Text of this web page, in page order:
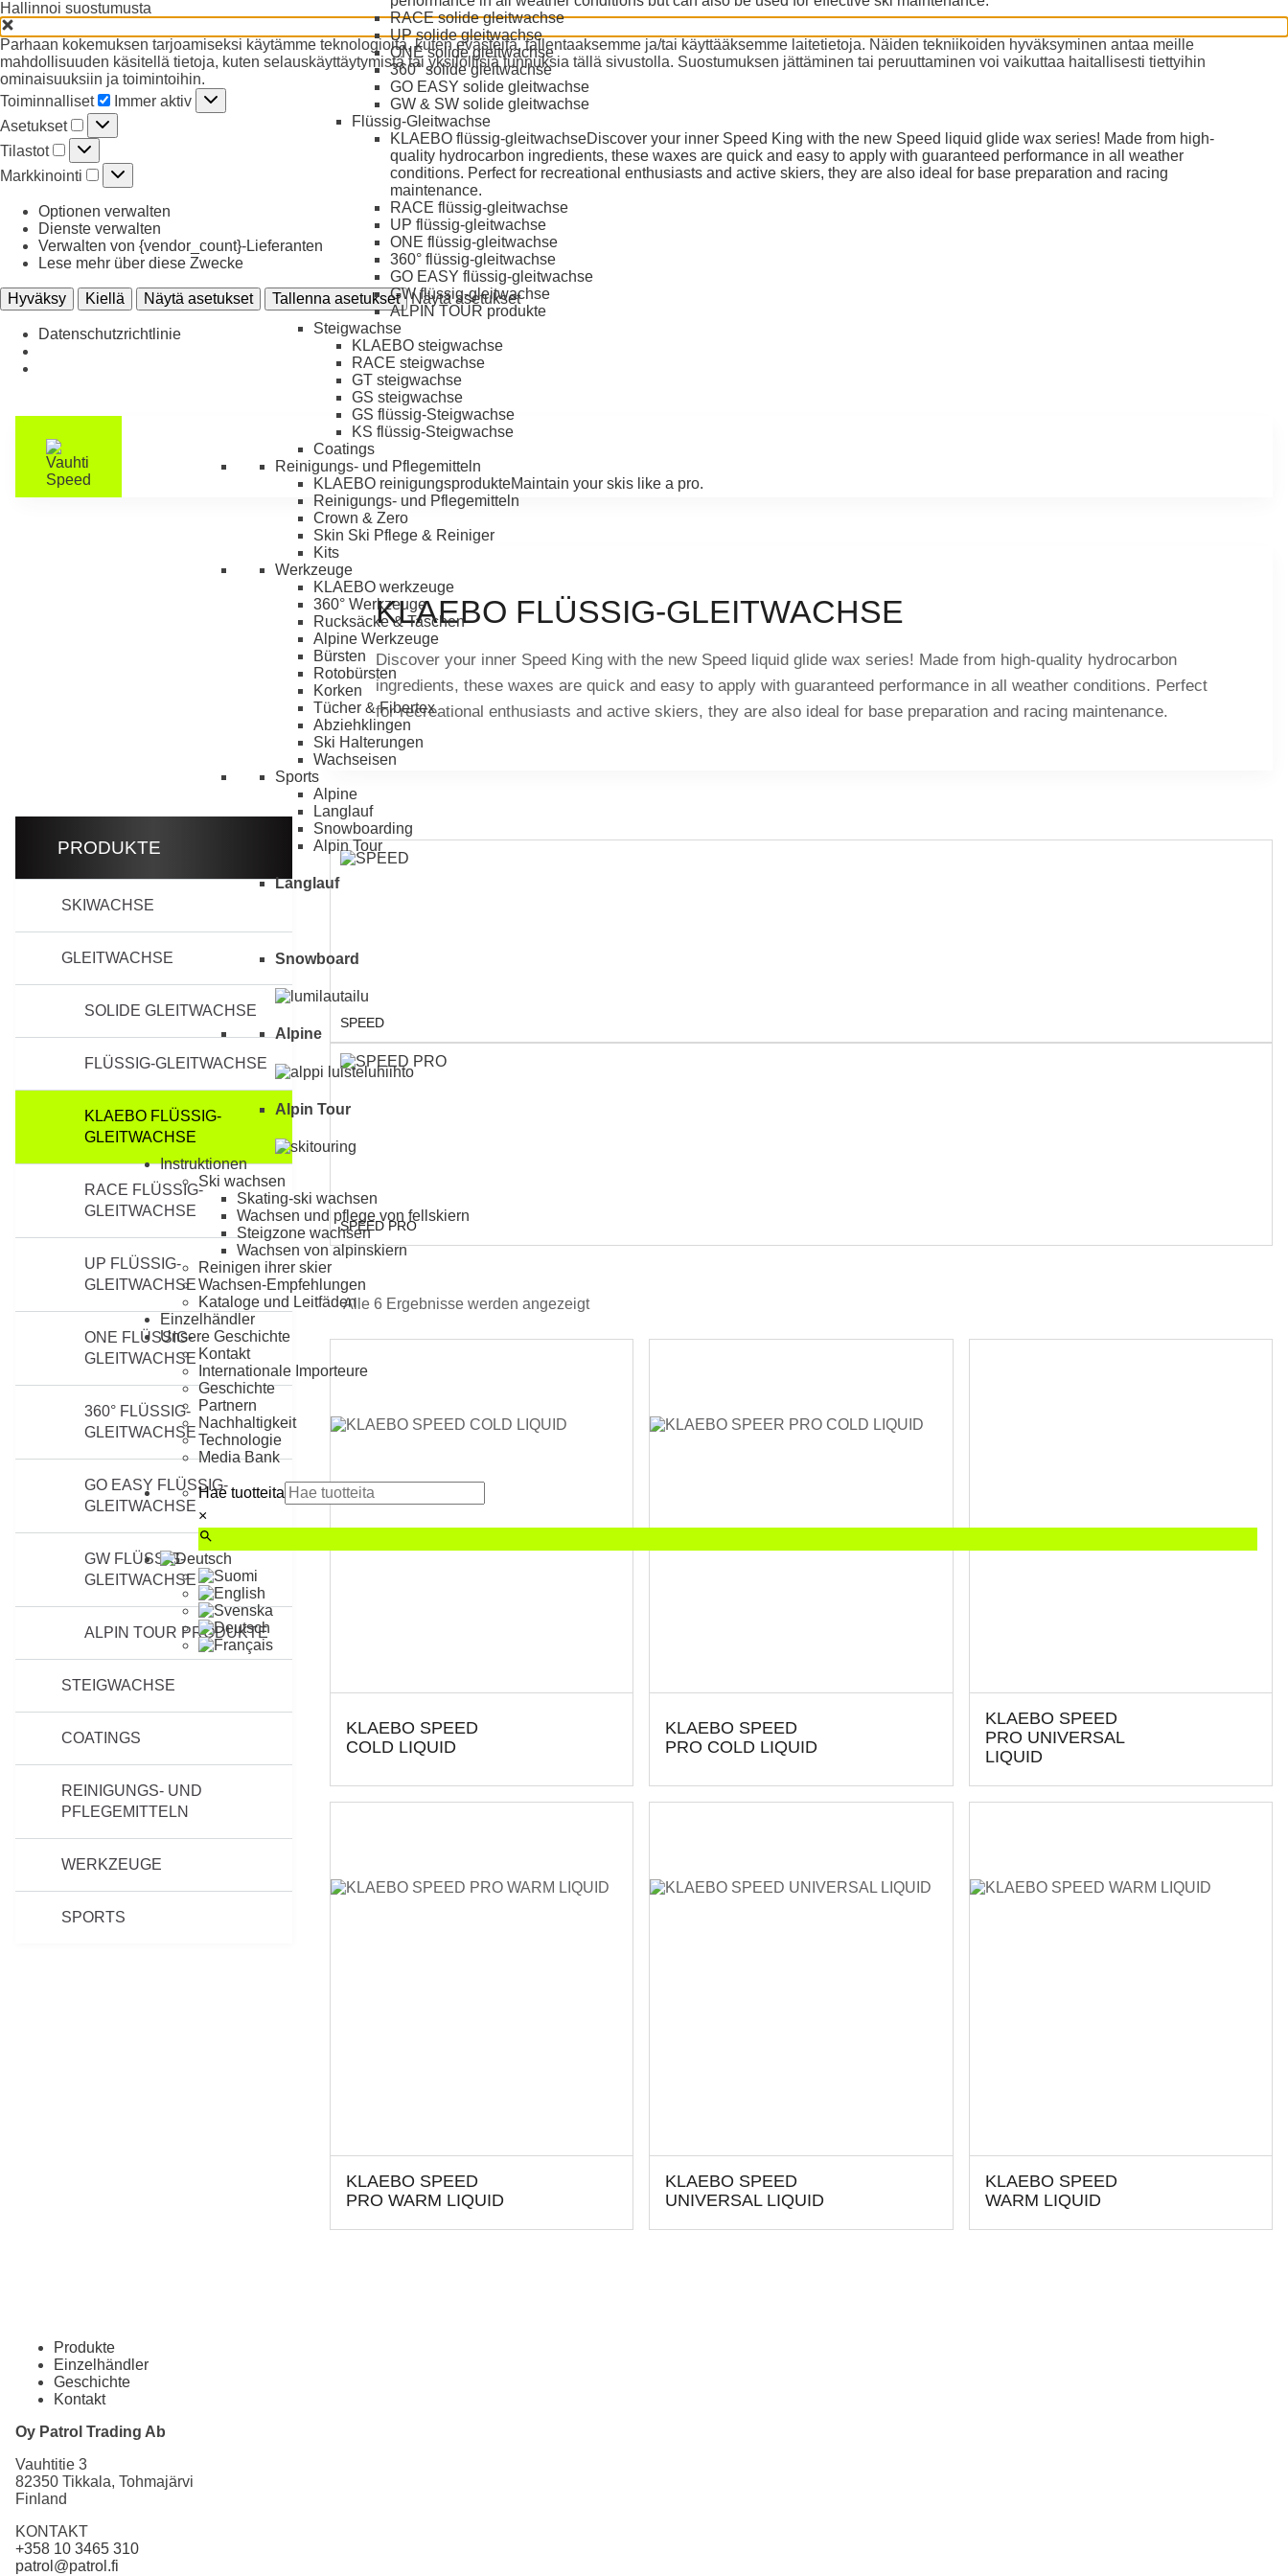
Hallinnoi suostumusta
Parhaan kokemuksen tarjoamiseksi käytämme teknologioita, kuten evästeitä, tallentaaksemme ja/tai käyttääksemme laitetietoja. Näiden tekniikoiden hyväksyminen antaa meille
mahdollisuuden käsitellä tietoja, kuten selauskäyttäytymistä tai yksilöllisiä tunnuksia tällä sivustolla. Suostumuksen jättäminen tai peruuttaminen voi vaikuttaa haitallisesti tiettyihin
ominaisuuksiin ja toimintoihin.
Toiminnalliset
Toiminnalliset
Immer aktiv
Asetukset
Asetukset
Tilastot
Tilastot
Markkinointi
Markkinointi
Optionen verwalten
Dienste verwalten
Verwalten von {vendor_count}-Lieferanten
Lese mehr über diese Zwecke
Hyväksy Kiellä Näytä asetukset Tallenna asetukset Näytä asetukset
Datenschutzrichtlinie
RACE solide gleitwachse
UP solide gleitwachse
ONE solide gleitwachse
360° solide gleitwachse
GO EASY solide gleitwachse
GW & SW solide gleitwachse
Flüssig-Gleitwachse
KLAEBO flüssig-gleitwachseDiscover your inner Speed King with the new Speed liquid glide wax series! Made from high-
quality hydrocarbon ingredients, these waxes are quick and easy to apply with guaranteed performance in all weather
conditions. Perfect for recreational enthusiasts and active skiers, they are also ideal for base preparation and racing
maintenance.
RACE flüssig-gleitwachse
UP flüssig-gleitwachse
ONE flüssig-gleitwachse
360° flüssig-gleitwachse
GO EASY flüssig-gleitwachse
GW flüssig-gleitwachse
ALPIN TOUR produkte
Steigwachse
KLAEBO steigwachse
RACE steigwachse
GT steigwachse
GS steigwachse
GS flüssig-Steigwachse
KS flüssig-Steigwachse
Coatings
Reinigungs- und Pflegemitteln
KLAEBO reinigungsprodukteMaintain your skis like a pro.
Reinigungs- und Pflegemitteln
Crown & Zero
Skin Ski Pflege & Reiniger
Kits
Werkzeuge
KLAEBO werkzeuge
360° Werkzeuge
Rucksäcke & Taschen
Alpine Werkzeuge
Bürsten
Rotobürsten
Korken
Tücher & Fibertex
Abziehklingen
Ski Halterungen
Wachseisen
Sports
Alpine
Langlauf
Snowboarding
Alpin Tour
Langlauf
Snowboard
Alpine
Alpin Tour
Instruktionen
Ski wachsen
Skating-ski wachsen
Wachsen und pflege von fellskiern
Steigzone wachsen
Wachsen von alpinskiern
Reinigen ihrer skier
Wachsen-Empfehlungen
Kataloge und Leitfäden
Einzelhändler
Unsere Geschichte
Kontakt
Internationale Importeure
Geschichte
Partnern
Nachhaltigkeit
Technologie
Media Bank
Hae tuotteita
×
KLAEBO FLÜSSIG-GLEITWACHSE
Discover your inner Speed King with the new Speed liquid glide wax series! Made from high-quality hydrocarbon
ingredients, these waxes are quick and easy to apply with guaranteed performance in all weather conditions. Perfect
for recreational enthusiasts and active skiers, they are also ideal for base preparation and racing maintenance.
PRODUKTE
SKIWACHSE
GLEITWACHSE
SOLIDE GLEITWACHSE
FLÜSSIG-GLEITWACHSE
KLAEBO FLÜSSIG-
GLEITWACHSE
RACE FLÜSSIG-
GLEITWACHSE
UP FLÜSSIG-
GLEITWACHSE
ONE FLÜSSIG-
GLEITWACHSE
360° FLÜSSIG-
GLEITWACHSE
GO EASY FLÜSSIG-
GLEITWACHSE
GW FLÜSSIG-
GLEITWACHSE
ALPIN TOUR PRODUKTE
STEIGWACHSE
COATINGS
REINIGUNGS- UND
PFLEGEMITTELN
WERKZEUGE
SPORTS
SPEED
SPEED PRO
Alle 6 Ergebnisse werden angezeigt
KLAEBO SPEED
COLD LIQUID
KLAEBO SPEED
PRO COLD LIQUID
KLAEBO SPEED
PRO UNIVERSAL
LIQUID
KLAEBO SPEED
PRO WARM LIQUID
KLAEBO SPEED
UNIVERSAL LIQUID
KLAEBO SPEED
WARM LIQUID
Produkte
Einzelhändler
Geschichte
Kontakt
Oy Patrol Trading Ab
Vauhtitie 3
82350 Tikkala, Tohmajärvi
Finland
KONTAKT
+358 10 3465 310
patrol@patrol.fi